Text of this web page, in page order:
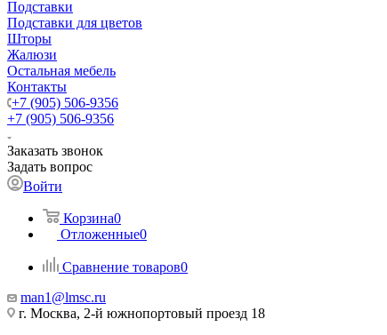
Подставки
Подставки для цветов
Шторы
Жалюзи
Остальная мебель
Контакты
+7 (905) 506-9356
+7 (905) 506-9356
Заказать звонок
Задать вопрос
Войти
Корзина0
Отложенные0
Сравнение товаров0
man1@lmsc.ru
г. Москва, 2-й южнопортовый проезд 18